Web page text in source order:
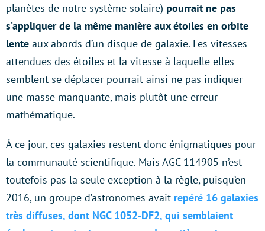
planètes de notre système solaire) pourrait ne pas
s’appliquer de la même manière aux étoiles en orbite
lente aux abords d’un disque de galaxie. Les vitesses
attendues des étoiles et la vitesse à laquelle elles
semblent se déplacer pourrait ainsi ne pas indiquer
une masse manquante, mais plutôt une erreur
mathématique.
À ce jour, ces galaxies restent donc énigmatiques pour
la communauté scientifique. Mais AGC 114905 n’est
toutefois pas la seule exception à la règle, puisqu’en
2016, un groupe d’astronomes avait repéré 16 galaxies
très diffuses, dont NGC 1052-DF2, qui semblaient